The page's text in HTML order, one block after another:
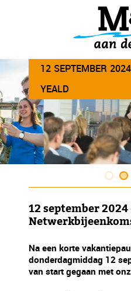
12 SEPTEMBER
YEALD
12 september 2024
Na een korte
donderdagmiddag 12
van start gegaan met